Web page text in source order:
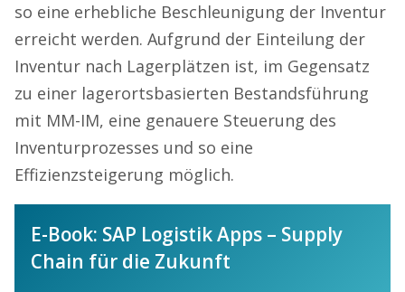
so eine erhebliche Beschleunigung der Inventur
erreicht werden. Aufgrund der Einteilung der
Inventur nach Lagerplätzen ist, im Gegensatz
zu einer lagerortsbasierten Bestandsführung
mit MM-IM, eine genauere Steuerung des
Inventurprozesses und so eine
Effizienzsteigerung möglich.
E-Book: SAP Logistik Apps – Supply
Chain für die Zukunft